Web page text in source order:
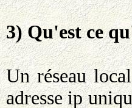
3) Qu'est ce
Un réseau
adresse ip